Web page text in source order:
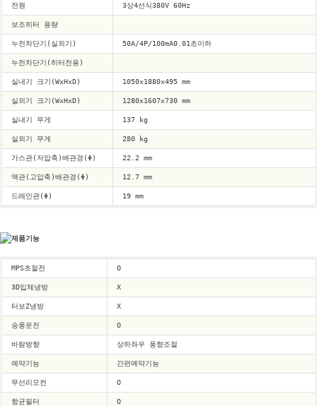
전원 3상4선식380V 60Hz
보조히터 용량
누전차단기(실외기) 50A/4P/100mA0.01초이하
누전차단기(히터전용)
실내기 크기(WxHxD) 1050x1880x495 mm
실외기 크기(WxHxD) 1280x1607x730 mm
실내기 무게 137 kg
실외기 무게 280 kg
가스관(저압축)배관경(Φ) 22.2 mm
액관(고압축)배관경(Φ) 12.7 mm
드레인관(Φ) 19 mm
제품기능
MPS초절전 O
3D입체냉방 X
터보Z냉방 X
송풍운전 O
바람방향 상하좌우 풍향조절
예약기능 간편예약기능
무선리모컨 O
항균필터 O